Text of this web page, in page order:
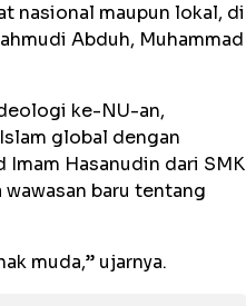
nasional maupun lokal, di
Abduh, Muhammad
ke-NU-an,
global dengan
Hasanudin dari SMK
baru tentang
muda,” ujarnya.